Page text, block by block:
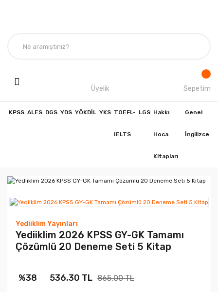
Üyelik Sepetim
KPSS ALES DGS YDS YÖKDİL YKS TOEFL-
IELTS
LGS Hakkı
Hoca
Kitapları
Genel
İngilizce
Yediiklim Yayınları
Yediiklim 2026 KPSS GY-GK Tamamı
Çözümlü 20 Deneme Seti 5 Kitap
%38 536,30 TL 865,00 TL